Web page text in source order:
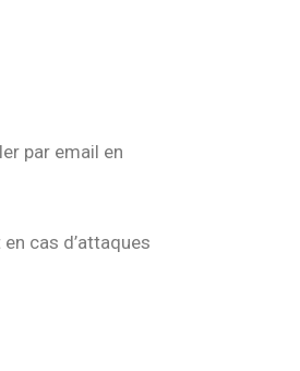
par email en
cas d’attaques